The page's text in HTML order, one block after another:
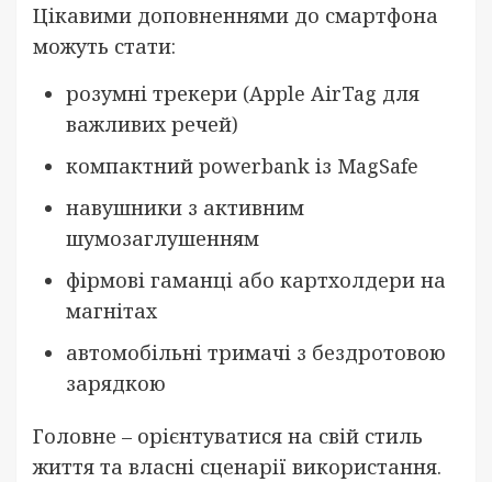
Цікавими доповненнями до смартфона
можуть стати:
розумні трекери (Apple AirTag для
важливих речей)
компактний powerbank із MagSafe
навушники з активним
шумозаглушенням
фірмові гаманці або картхолдери на
магнітах
автомобільні тримачі з бездротовою
зарядкою
Головне – орієнтуватися на свій стиль
життя та власні сценарії використання.